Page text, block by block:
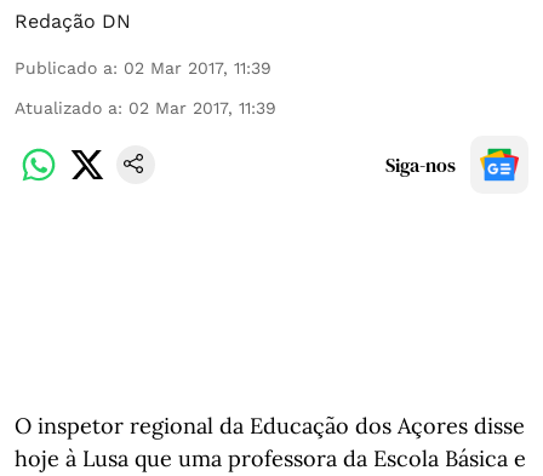
Redação DN
Publicado a: 02 Mar 2017, 11:39
Atualizado a: 02 Mar 2017, 11:39
Siga-nos
O inspetor regional da Educação dos Açores disse
hoje à Lusa que uma professora da Escola Básica e